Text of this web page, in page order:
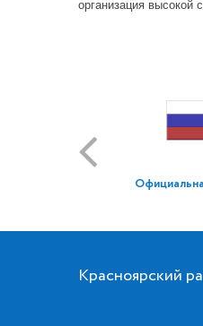
организация высокой
Красноярский